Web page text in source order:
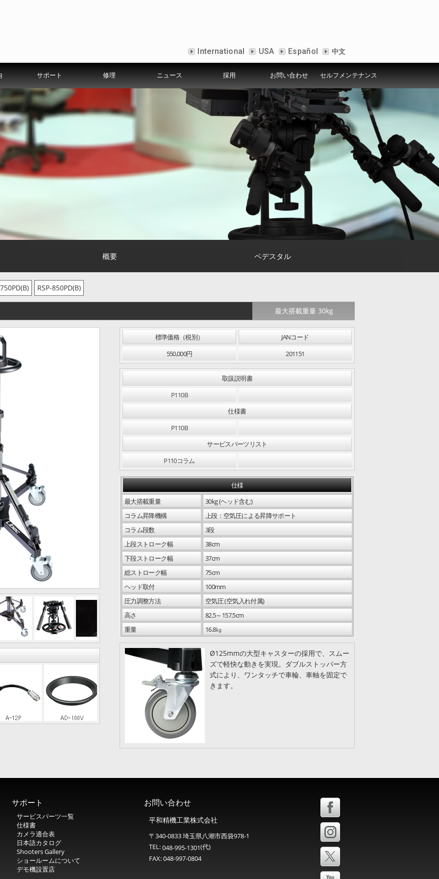
International USA Español 中文
の歩み Libecについて プライバシーポリシー アクセス
サポート
カメラ適合表 ショールームについて デモ機設置店
修理
定 出張修理サービスについて 安心点検・メンテナンスサービス セルフメンテナンス
ニュース
ニュース
採用
募集要項
お問い合わせ セルフメンテナンス
概要 ペデスタル
RSP-850PD(B)
最大搭載重量 30kg
ステアリングハンドル 中段コラム固定ツマミ
標準価格（税別）
JANコード
550,000円
201151
取扱説明書
P110B
仕様書
P110B
サービスパーツリスト
P110コラム
仕様
最大搭載重量
30kg (ヘッド含む)
コラム昇降機構
上段：空気圧による昇降サポート
コラム段数
3段
上段ストローク幅
38cm
下段ストローク幅
37cm
総ストローク幅
75cm
ヘッド取付
100mm
圧力調整方法
空気圧 (空気入れ付属)
高さ
82.5～157.5cm
重量
16.8㎏
Ø125mmの大型キャスターの採用で、スムー
ズで軽快な動きを実現。ダブルストッパー方
式により、ワンタッチで車輪、車軸を固定で
きます。
サポート
サービスパーツ一覧
仕様書
カメラ適合表
日本語カタログ
Shooters Gallery
ショールームについて
デモ機設置店
お問い合わせ
平和精機工業株式会社
〒340-0833 埼玉県八潮市西袋978-1
TEL:048-995-1301(代)
FAX: 048-997-0804